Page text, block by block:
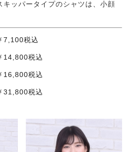
キッパータイプのシャツは、小顔
税込
税込
税込
税込